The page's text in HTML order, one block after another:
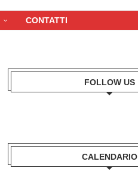
CONTATTI
FOLLOW US
CALENDARIO